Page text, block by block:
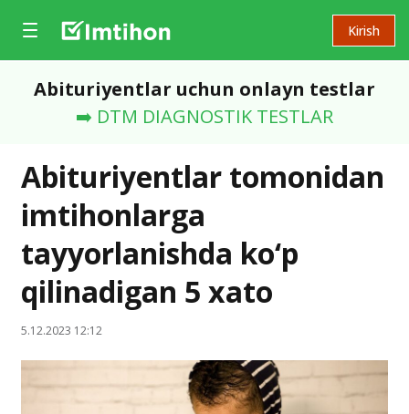
Kirish
Abituriyentlar uchun onlayn testlar
➡️ DTM DIAGNOSTIK TESTLAR
Abituriyentlar tomonidan
imtihonlarga
tayyorlanishda ko‘p
qilinadigan 5 xato
5.12.2023 12:12